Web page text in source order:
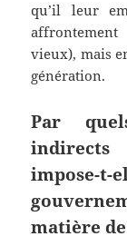
qu’il leur
vieux), mais
génération.
Par
matière de